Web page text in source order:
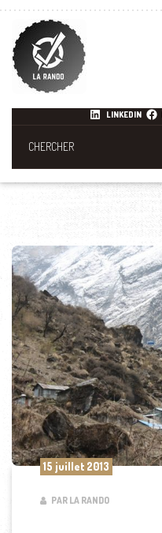
LINKEDIN
15 juillet 2013
PAR LA RANDO